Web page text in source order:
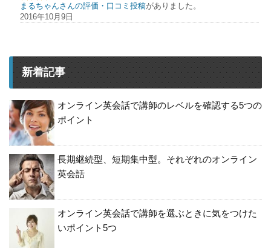
まるちゃんさんの評価・口コミ投稿がありました。
2016年10月9日
新着記事
オンライン英会話で講師のレベルを確認する5つの
ポイント
長期継続型、短期集中型。それぞれのオンライン
英会話
オンライン英会話で講師を選ぶときに気をつけた
いポイント5つ